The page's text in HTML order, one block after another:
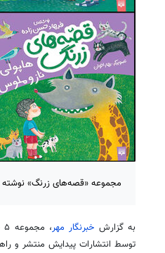
مجموعه «قصه‌های زرنگ» نوشته
به گزارش خبرنگار مهر
توسط انتشارات پیدایش منتشر و